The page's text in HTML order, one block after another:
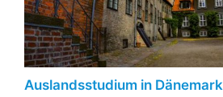
Auslandsstudium in Dänemark